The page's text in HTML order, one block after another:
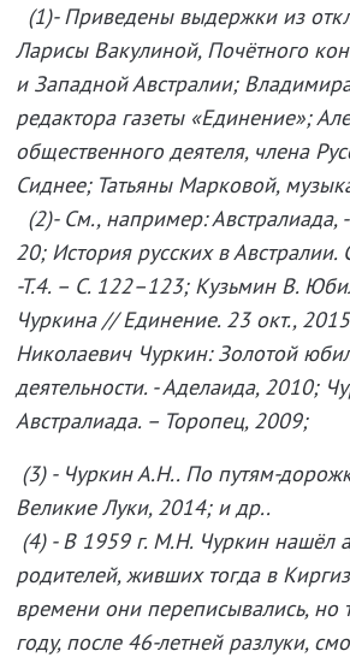
(1)- Приведены выдержки из
Ларисы Вакулиной, Почётного
и Западной Австралии;
редактора газеты «Единение»;
общественного деятеля, члена
Сиднее; Татьяны Марковой,
(2)- См., например: Австралиада,
20; История русских в Австралии.
-Т.4. – С. 122–123; Кузьмин В.
Чуркина // Единение. 23 окт.,
Николаевич Чуркин: Золотой
деятельности. - Аделаида, 2010;
Австралиада. – Торопец, 2009;
(3) - Чуркин А.Н.. По путям-
Великие Луки, 2014; и др..
(4) - В 1959 г. М.Н. Чуркин нашёл
родителей, живших тогда в
времени они переписывались, но
году, после 46-летней разлуки,